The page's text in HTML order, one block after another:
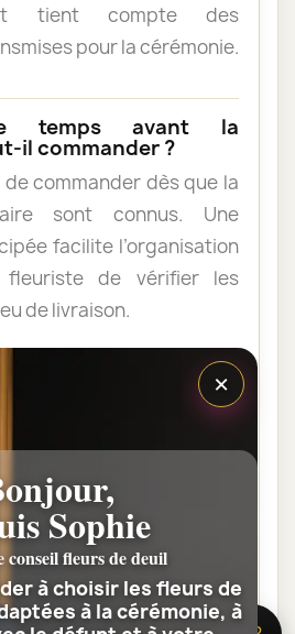
tient compte des
pour la cérémonie.
temps avant la
il commander ?
commander dès que la
sont connus. Une
facilite l’organisation
de vérifier les
de livraison.
elles être livrées
famille ?
de condoléances
domicile avant ou après
simplement que
réceptionner les fleurs.
×
Sophie
conseil fleurs de deuil
à choisir les fleurs de
à la cérémonie, à